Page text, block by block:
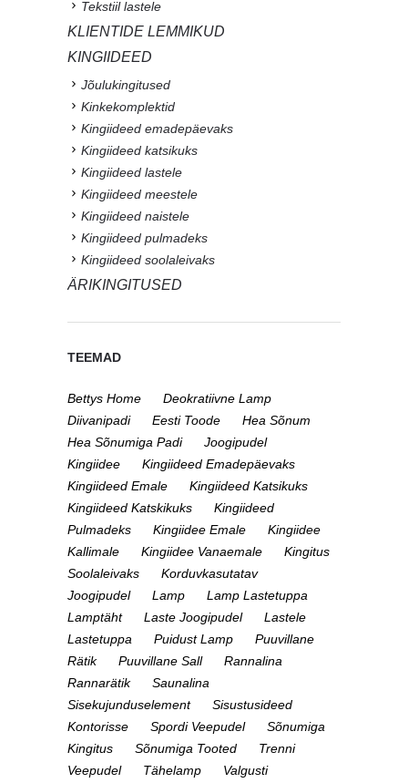
Tekstiil lastele
KLIENTIDE LEMMIKUD
KINGIIDEED
Jõulukingitused
Kinkekomplektid
Kingiideed emadepäevaks
Kingiideed katsikuks
Kingiideed lastele
Kingiideed meestele
Kingiideed naistele
Kingiideed pulmadeks
Kingiideed soolaleivaks
ÄRIKINGITUSED
TEEMAD
Bettys Home
Deokratiivne Lamp
Diivanipadi
Eesti Toode
Hea Sõnum
Hea Sõnumiga Padi
Joogipudel
Kingiidee
Kingiideed Emadepäevaks
Kingiideed Emale
Kingiideed Katsikuks
Kingiideed Katskikuks
Kingiideed
Pulmadeks
Kingiidee Emale
Kingiidee
Kallimale
Kingiidee Vanaemale
Kingitus
Soolaleivaks
Korduvkasutatav
Joogipudel
Lamp
Lamp Lastetuppa
Lamptäht
Laste Joogipudel
Lastele
Lastetuppa
Puidust Lamp
Puuvillane
Rätik
Puuvillane Sall
Rannalina
Rannarätik
Saunalina
Sisekujunduselement
Sisustusideed
Kontorisse
Spordi Veepudel
Sõnumiga
Kingitus
Sõnumiga Tooted
Trenni
Veepudel
Tähelamp
Valgusti